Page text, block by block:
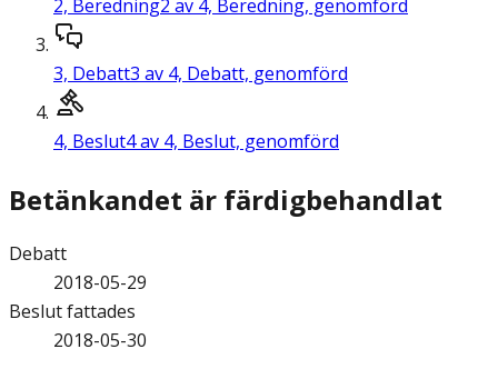
2, Beredning2 av 4, Beredning, genomförd
3, Debatt3 av 4, Debatt, genomförd
4, Beslut4 av 4, Beslut, genomförd
Betänkandet är färdigbehandlat
Debatt
2018-05-29
Beslut fattades
2018-05-30